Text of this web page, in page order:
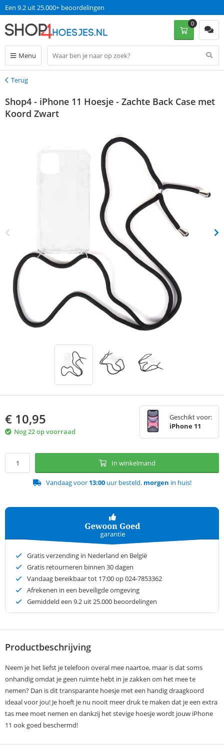
Een 9.2 uit 25.000+ beoordelingen
Menu
0
Terug
Terug
Shop4 - iPhone 11 Hoesje - Zachte Back Case met
Koord Zwart
€ 10,95
Nog 22 op voorraad
Geschikt voor:
iPhone 11
In winkelmand
Vandaag voor 13:00uur besteld, morgen in huis!
Gratis verzending in Nederland en België
Gratis retourneren binnen 30 dagen
Vandaag bereikbaar tot 17:00 op 024-7853362
Afrekenen in een beveiligde omgeving
Gemiddeld een 9.2 uit 25.000 beoordelingen
Productbeschrijving
Neem je het liefst je telefoon overal mee naartoe, maar is dat soms
onhandig omdat je geen ruimte hebt in je zakken om het mee te
nemen? Dan is dit transparante hoesje met een handig draagkoord
ideaal voor jou! Je hoeft je nu nooit meer druk te maken dat je een extra
tas mee moet nemen en dankzij het stevige hoesje wordt jouw iPhone
11 ook goed beschermd!